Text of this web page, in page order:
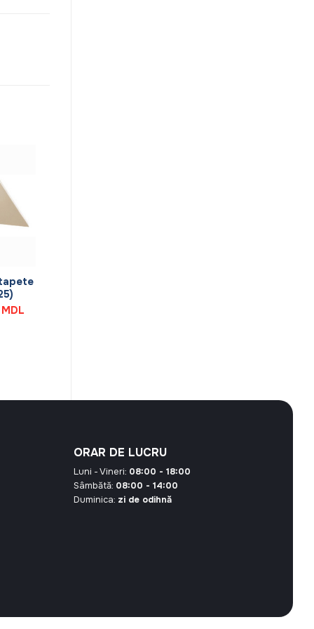
MDLPrețul
ORAR DE LUCRU
Luni - Vineri: 08:00 - 18:00
Sâmbătă: 08:00 - 14:00
Duminica: zi de odihnă